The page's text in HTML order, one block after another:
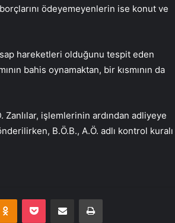
ödeyemeyenlerin ise konut ve
hareketleri olduğunu tespit eden
bahis oynamaktan, bir kısmının da
Zanlılar, işlemlerinin ardından adliyeye
B.Ö.B., A.Ö. adlı kontrol kuralı
Odnoklassniki
Pocket E-Posta ile paylaş Yazdır